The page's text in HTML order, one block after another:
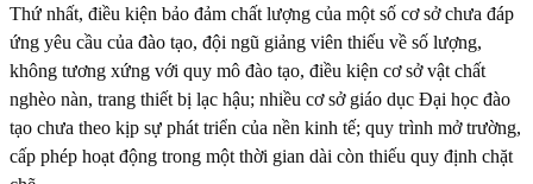
Thứ nhất, điều kiện bảo đảm chất lượng của một số cơ sở chưa đáp
ứng yêu cầu của đào tạo, đội ngũ giảng viên thiếu về số lượng,
không tương xứng với quy mô đào tạo, điều kiện cơ sở vật chất
nghèo nàn, trang thiết bị lạc hậu; nhiều cơ sở giáo dục Đại học đào
tạo chưa theo kịp sự phát triển của nền kinh tế; quy trình mở trường,
cấp phép hoạt động trong một thời gian dài còn thiếu quy định chặt